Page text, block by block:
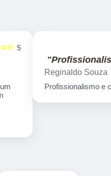
"Profissionalismo."
Reginaldo Souza
Profissionalismo e competência